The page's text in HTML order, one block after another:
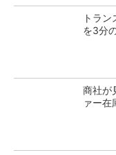
トラ
を3分
商社が
ァー在